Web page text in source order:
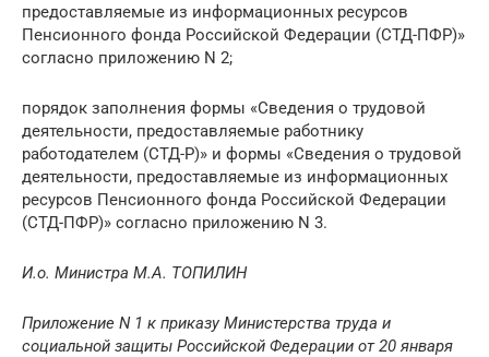
предоставляемые из информационных ресурсов
Пенсионного фонда Российской Федерации (СТД-ПФР)»
согласно приложению N 2;
порядок заполнения формы «Сведения о трудовой
деятельности, предоставляемые работнику
работодателем (СТД-Р)» и формы «Сведения о трудовой
деятельности, предоставляемые из информационных
ресурсов Пенсионного фонда Российской Федерации
(СТД-ПФР)» согласно приложению N 3.
И.о. Министра М.А. ТОПИЛИН
Приложение N 1 к приказу Министерства труда и
социальной защиты Российской Федерации от 20 января